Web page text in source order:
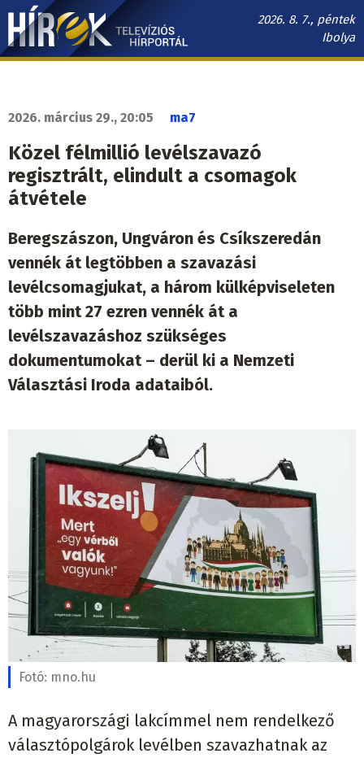
Ugrás
tartalomra
2026. 8. 7., péntek
Ibolya
Hírek.sk
navigáció
2026. március 29., 20:05 ma7
Közel félmillió levélszavazó
regisztrált, elindult a csomagok
átvétele
Beregszászon, Ungváron és Csíkszeredán
vennék át legtöbben a szavazási
levélcsomagjukat, a három külképviseleten
több mint 27 ezren vennék át a
levélszavazáshoz szükséges
dokumentumokat – derül ki a Nemzeti
Választási Iroda adataiból.
Fotó: mno.hu
A magyarországi lakcímmel nem rendelkező
választópolgárok levélben szavazhatnak az